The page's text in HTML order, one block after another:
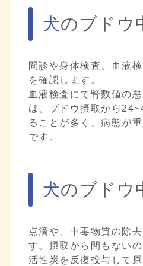
犬のブド
問診や身体検査、血液
を確認します。
血液検査にて腎数値の
は、ブドウ摂取から
ることが多く、病態が
です。
犬のブド
点滴や、中毒物質の除
す。摂取から間もない
活性炭を反復投与して